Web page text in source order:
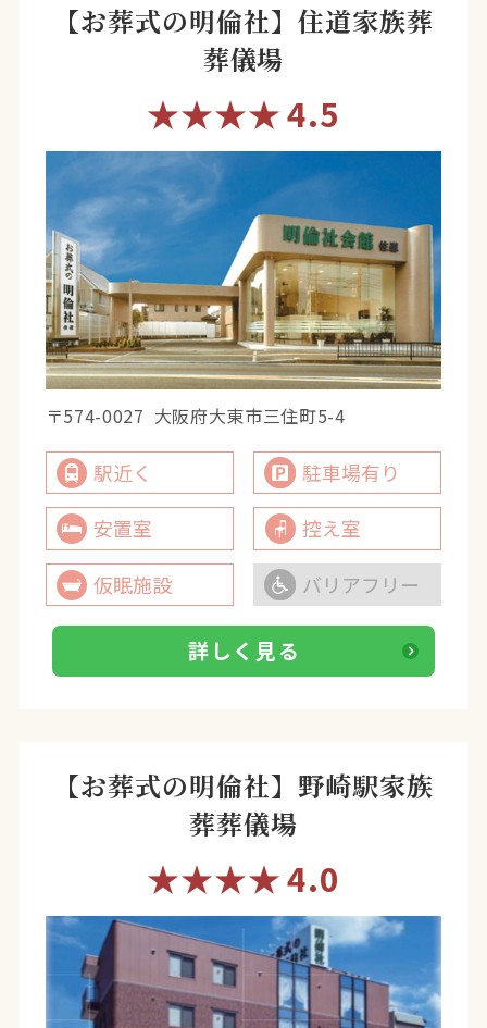
【お葬式の明倫社】住道家族葬
葬儀場
★★★★4.5
〒574-0027 大阪府大東市三住町5-4
駅近く
駐車場有り
安置室
控え室
仮眠施設
バリアフリー
詳しく見る
【お葬式の明倫社】野崎駅家族
葬葬儀場
★★★★4.0